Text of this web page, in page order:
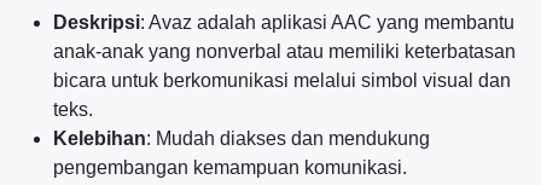
Deskripsi: Avaz adalah aplikasi AAC yang membantu
anak-anak yang nonverbal atau memiliki keterbatasan
bicara untuk berkomunikasi melalui simbol visual dan
teks.
Kelebihan: Mudah diakses dan mendukung
pengembangan kemampuan komunikasi.